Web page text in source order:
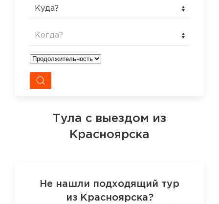
Куда?
Когда?
Тула с выездом из
Красноярска
Не нашли подходящий тур
из Красноярска?